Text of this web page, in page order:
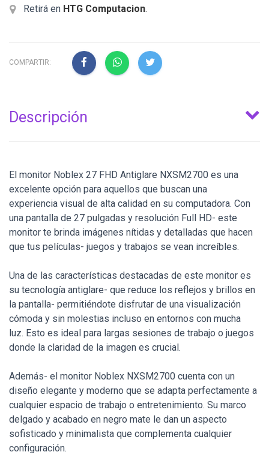
Retirá en HTG Computacion.
COMPARTIR:
Descripción
El monitor Noblex 27 FHD Antiglare NXSM2700 es una
excelente opción para aquellos que buscan una
experiencia visual de alta calidad en su computadora. Con
una pantalla de 27 pulgadas y resolución Full HD- este
monitor te brinda imágenes nítidas y detalladas que hacen
que tus películas- juegos y trabajos se vean increíbles.
Una de las características destacadas de este monitor es
su tecnología antiglare- que reduce los reflejos y brillos en
la pantalla- permitiéndote disfrutar de una visualización
cómoda y sin molestias incluso en entornos con mucha
luz. Esto es ideal para largas sesiones de trabajo o juegos
donde la claridad de la imagen es crucial.
Además- el monitor Noblex NXSM2700 cuenta con un
diseño elegante y moderno que se adapta perfectamente a
cualquier espacio de trabajo o entretenimiento. Su marco
delgado y acabado en negro mate le dan un aspecto
sofisticado y minimalista que complementa cualquier
configuración.